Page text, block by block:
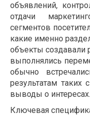
объявлений,
отдачи
сегментов
какие именно
объекты создавали
выполнялись
обычно
результатам таких
выводы о интересах.
Ключевая